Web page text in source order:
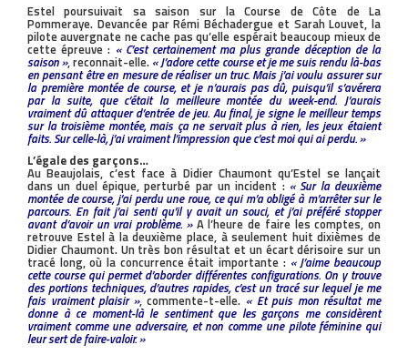
Estel poursuivait sa saison sur la Course de Côte de La
Pommeraye. Devancée par Rémi Béchadergue et Sarah Louvet, la
pilote auvergnate ne cache pas qu’elle espérait beaucoup mieux de
cette épreuve : « C’est certainement ma plus grande déception de la
saison », reconnait-elle. « J’adore cette course et je me suis rendu là-bas
en pensant être en mesure de réaliser un truc. Mais j’ai voulu assurer sur
la première montée de course, et je n’aurais pas dû, puisqu’il s’avérera
par la suite, que c’était la meilleure montée du week-end. J’aurais
vraiment dû attaquer d’entrée de jeu. Au final, je signe le meilleur temps
sur la troisième montée, mais ça ne servait plus à rien, les jeux étaient
faits. Sur celle-là, j’ai vraiment l’impression que c’est moi qui ai perdu. »
L’égale des garçons…
Au Beaujolais, c’est face à Didier Chaumont qu’Estel se lançait
dans un duel épique, perturbé par un incident :« Sur la deuxième
montée de course, j’ai perdu une roue, ce qui m’a obligé à m’arrêter sur le
parcours. En fait j’ai senti qu’il y avait un souci, et j’ai préféré stopper
avant d’avoir un vrai problème. » A l’heure de faire les comptes, on
retrouve Estel à la deuxième place, à seulement huit dixièmes de
Didier Chaumont. Un très bon résultat et un écart dérisoire sur un
tracé long, où la concurrence était importante : « J’aime beaucoup
cette course qui permet d’aborder différentes configurations. On y trouve
des portions techniques, d’autres rapides, c’est un tracé sur lequel je me
fais vraiment plaisir », commente-t-elle. « Et puis mon résultat me
donne à ce moment-là le sentiment que les garçons me considèrent
vraiment comme une adversaire, et non comme une pilote féminine qui
leur sert de faire-valoir. »